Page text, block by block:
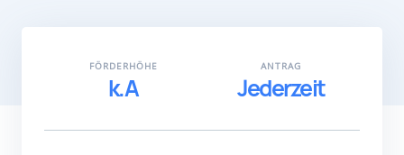
FÖRDERHÖHE
k.A
ANTRAG
Jederzeit